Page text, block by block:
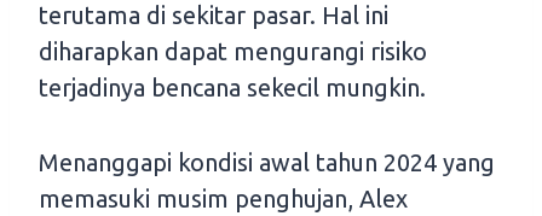
terutama di sekitar pasar. Hal ini
diharapkan dapat mengurangi risiko
terjadinya bencana sekecil mungkin.
Menanggapi kondisi awal tahun 2024 yang
memasuki musim penghujan, Alex